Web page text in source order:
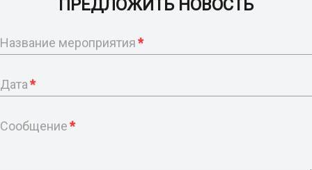
ПРЕДЛОЖИТЬ НОВОСТЬ
Название мероприятия*
Дата*
Сообщение*